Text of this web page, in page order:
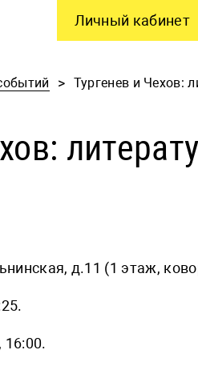
Личный кабинет
Тургенев и Чехов:
д.11 (1 этаж,
16:00.